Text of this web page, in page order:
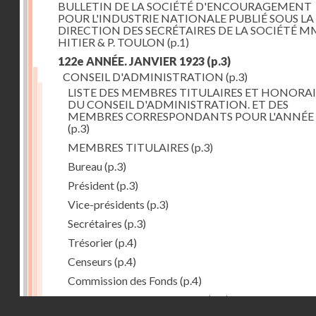
BULLETIN DE LA SOCIÉTÉ D'ENCOURAGEMENT
POUR L'INDUSTRIE NATIONALE PUBLIÉ SOUS LA
DIRECTION DES SECRÉTAIRES DE LA SOCIÉTÉ
HITIER & P. TOULON (p.1)
122e ANNÉE. JANVIER 1923 (p.3)
CONSEIL D'ADMINISTRATION (p.3)
LISTE DES MEMBRES TITULAIRES ET
DU CONSEIL D'ADMINISTRATION. ET DES
MEMBRES CORRESPONDANTS POUR
(p.3)
MEMBRES TITULAIRES (p.3)
Bureau(p.3)
Président(p.3)
Vice-présidents (p.3)
Secrétaires (p.3)
Trésorier(p.4)
Censeurs (p.4)
Commission des Fonds (p.4)
Comité des Arts mécaniques(p.4)